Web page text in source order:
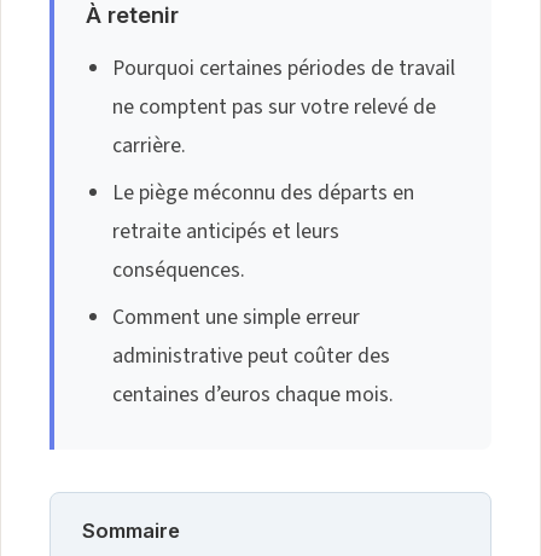
À retenir
Pourquoi certaines périodes de travail
ne comptent pas sur votre relevé de
carrière.
Le piège méconnu des départs en
retraite anticipés et leurs
conséquences.
Comment une simple erreur
administrative peut coûter des
centaines d’euros chaque mois.
Sommaire